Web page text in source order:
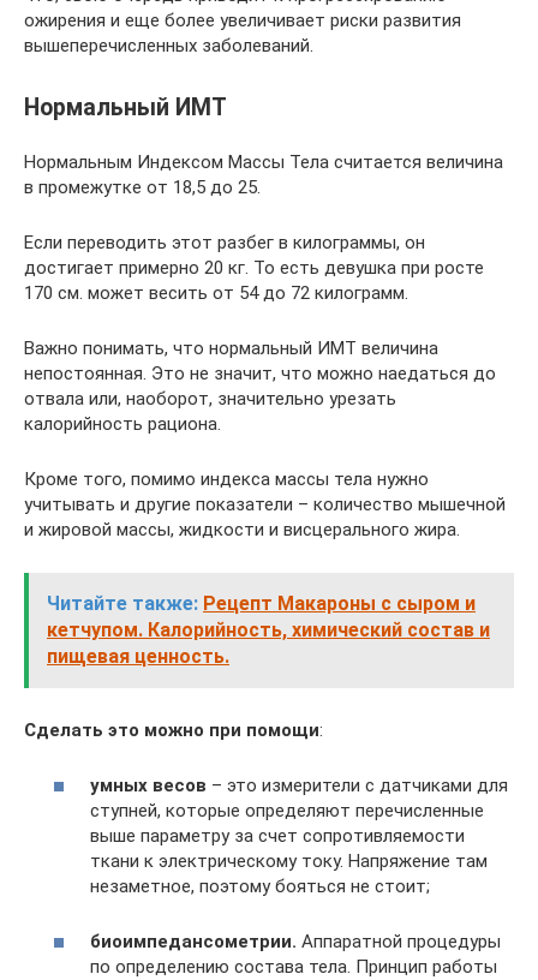
ожирения и еще более увеличивает риски развития
вышеперечисленных заболеваний.
Нормальный ИМТ
Нормальным Индексом Массы Тела считается величина
в промежутке от 18,5 до 25.
Если переводить этот разбег в килограммы, он
достигает примерно 20 кг. То есть девушка при росте
170 см. может весить от 54 до 72 килограмм.
Важно понимать, что нормальный ИМТ величина
непостоянная. Это не значит, что можно наедаться до
отвала или, наоборот, значительно урезать
калорийность рациона.
Кроме того, помимо индекса массы тела нужно
учитывать и другие показатели – количество мышечной
и жировой массы, жидкости и висцерального жира.
Читайте также: Рецепт Макароны с сыром и
кетчупом. Калорийность, химический состав и
пищевая ценность.
Сделать это можно при помощи:
умных весов – это измерители с датчиками для
ступней, которые определяют перечисленные
выше параметру за счет сопротивляемости
ткани к электрическому току. Напряжение там
незаметное, поэтому бояться не стоит;
биоимпедансометрии. Аппаратной процедуры
по определению состава тела. Принцип работы